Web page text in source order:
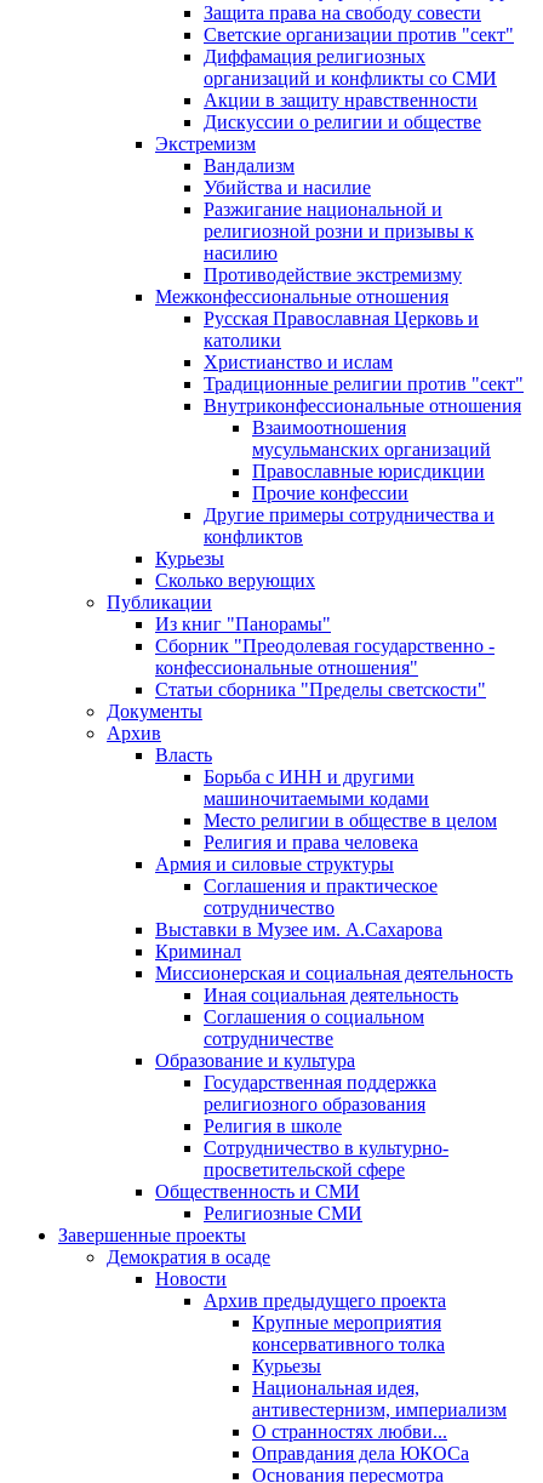
Защита права на свободу совести
Светские организации против "сект"
Диффамация религиозных
организаций и конфликты со СМИ
Акции в защиту нравственности
Дискуссии о религии и обществе
Экстремизм
Вандализм
Убийства и насилие
Разжигание национальной и
религиозной розни и призывы к
насилию
Противодействие экстремизму
Межконфессиональные отношения
Русская Православная Церковь и
католики
Христианство и ислам
Традиционные религии против "сект"
Внутриконфессиональные отношения
Взаимоотношения
мусульманских организаций
Православные юрисдикции
Прочие конфессии
Другие примеры сотрудничества и
конфликтов
Курьезы
Сколько верующих
Публикации
Из книг "Панорамы"
Сборник "Преодолевая государственно -
конфессиональные отношения"
Статьи сборника "Пределы светскости"
Документы
Архив
Власть
Борьба с ИНН и другими
машиночитаемыми кодами
Место религии в обществе в целом
Религия и права человека
Армия и силовые структуры
Соглашения и практическое
сотрудничество
Выставки в Музее им. А.Сахарова
Криминал
Миссионерская и социальная деятельность
Иная социальная деятельность
Соглашения о социальном
сотрудничестве
Образование и культура
Государственная поддержка
религиозного образования
Религия в школе
Сотрудничество в культурно-
просветительской сфере
Общественность и СМИ
Религиозные СМИ
Завершенные проекты
Демократия в осаде
Новости
Архив предыдущего проекта
Крупные мероприятия
консервативного толка
Курьезы
Национальная идея,
антивестернизм, империализм
О странностях любви...
Оправдания дела ЮКОСа
Основания пересмотра